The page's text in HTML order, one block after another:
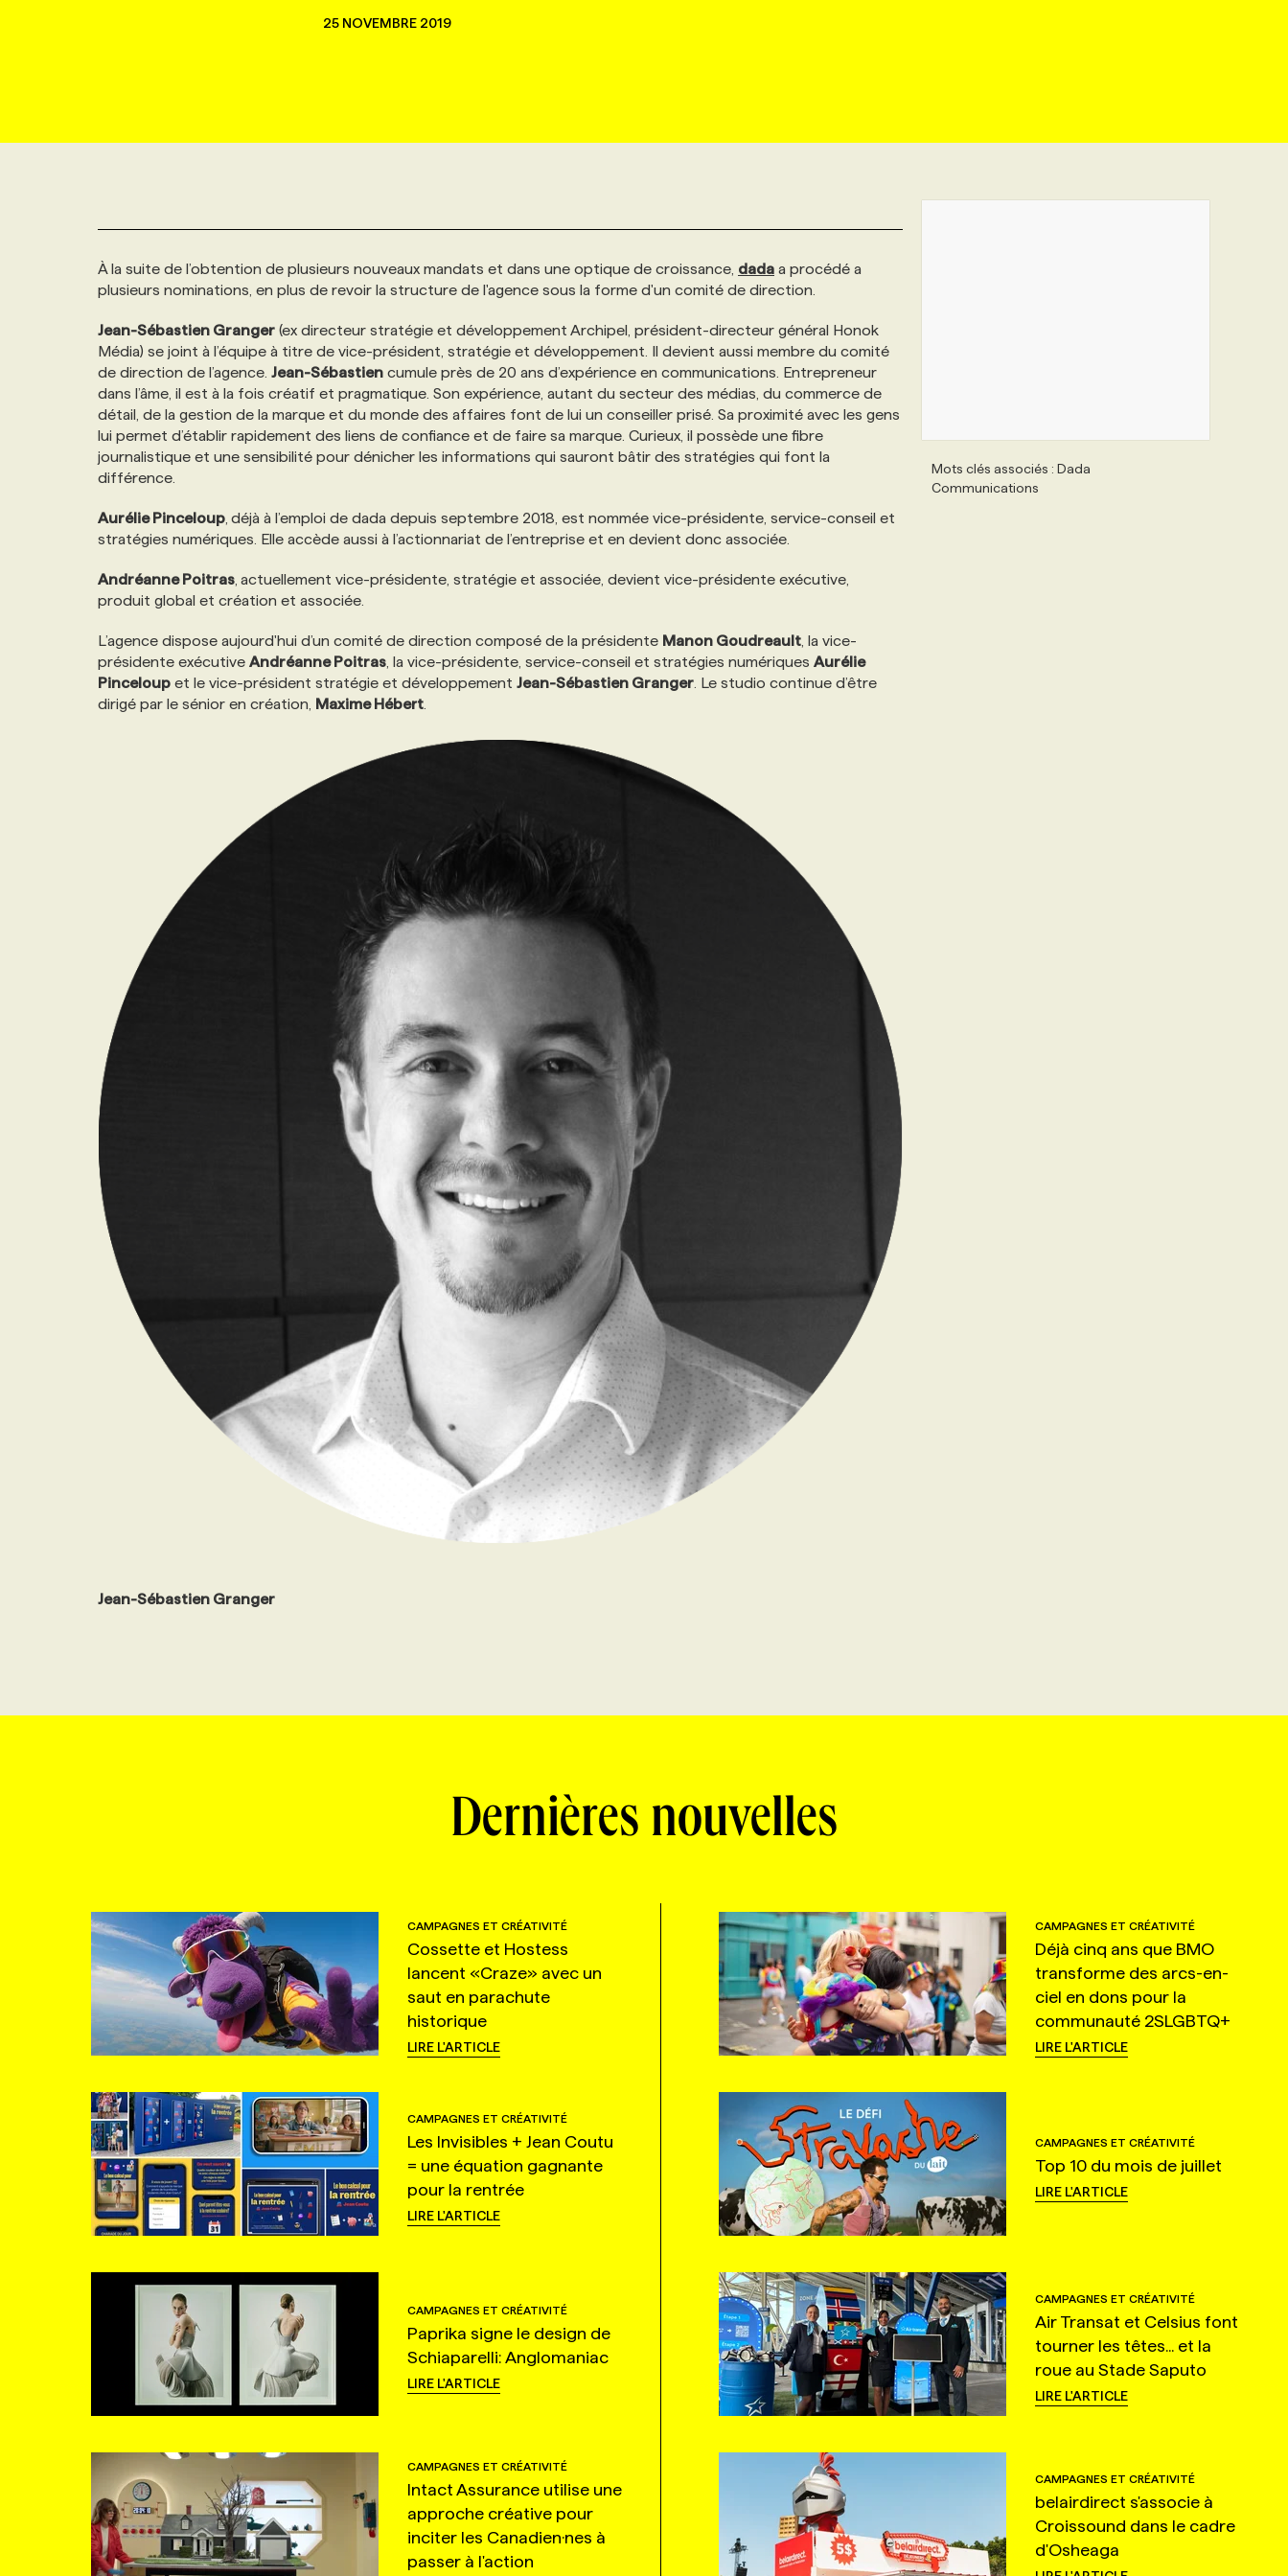
PRIX ET DISTINCTIONS
TENDANCES
GEO/SEO
ÉVÉNEMENTIEL
NOS AUTEUR‧RICES
FAQ
ANNONCEZ AVEC NOUS
FORMATIONS PERSONNALISÉES
NOS FORMATEUR‧RICES
POURQUOI CHOISIR NOS FORMATIONS
NOS TARIFS
PROGRAMMES DE SUBVENTIONS
ANNONCEZ AVEC NOUS
NOS TARIFS
NOS EXPERTISES
ANNONCEZ AVEC NOUS
25 NOVEMBRE 2019
À la suite de l’obtention de plusieurs nouveaux mandats et dans une optique de croissance, dada a procédé a
plusieurs nominations, en plus de revoir la structure de l'agence sous la forme d'un comité de direction.
Jean-Sébastien Granger (ex directeur stratégie et développement Archipel, président-directeur général Honok
Média) se joint à l’équipe à titre de vice-président, stratégie et développement. Il devient aussi membre du comité
de direction de l’agence. Jean-Sébastien cumule près de 20 ans d’expérience en communications. Entrepreneur
dans l’âme, il est à la fois créatif et pragmatique. Son expérience, autant du secteur des médias, du commerce de
détail, de la gestion de la marque et du monde des affaires font de lui un conseiller prisé. Sa proximité avec les gens
lui permet d’établir rapidement des liens de confiance et de faire sa marque. Curieux, il possède une fibre
journalistique et une sensibilité pour dénicher les informations qui sauront bâtir des stratégies qui font la
différence.
Aurélie Pinceloup déjà à l’emploi de dada depuis septembre 2018, est nommée vice-présidente, service-conseil et
stratégies numériques. Elle accède aussi à l’actionnariat de l’entreprise et en devient donc associée.
Andréanne Poitras actuellement vice-présidente, stratégie et associée, devient vice-présidente exécutive,
produit global et création et associée.
L’agence dispose aujourd'hui d’un comité de direction composé de la présidente Manon Goudreault , la vice-
présidente exécutive Andréanne Poitras , la vice-présidente, service-conseil et stratégies numériques Aurélie
Pinceloup et le vice-président stratégie et développement Jean-Sébastien Granger . Le studio continue d’être
dirigé par le sénior en création, Maxime Hébert
Jean-Sébastien Granger
Mots clés associés : Dada
Communications
Dernières nouvelles
CAMPAGNES ET CRÉATIVITÉ
Cossette et Hostess
lancent «Craze» avec un
saut en parachute
historique
LIRE L'ARTICLE
CAMPAGNES ET CRÉATIVITÉ
Déjà cinq ans que BMO
transforme des arcs-en-
ciel en dons pour la
communauté 2SLGBTQ+
LIRE L'ARTICLE
CAMPAGNES ET CRÉATIVITÉ
Les Invisibles + Jean Coutu
= une équation gagnante
pour la rentrée
LIRE L'ARTICLE
CAMPAGNES ET CRÉATIVITÉ
Top 10 du mois de juillet
LIRE L'ARTICLE
CAMPAGNES ET CRÉATIVITÉ
Paprika signe le design de
Schiaparelli: Anglomaniac
LIRE L'ARTICLE
CAMPAGNES ET CRÉATIVITÉ
Air Transat et Celsius font
tourner les têtes... et la
roue au Stade Saputo
LIRE L'ARTICLE
CAMPAGNES ET CRÉATIVITÉ
Intact Assurance utilise une
approche créative pour
inciter les Canadien·nes à
passer à l'action
CAMPAGNES ET CRÉATIVITÉ
belairdirect s'associe à
Croissound dans le cadre
d'Osheaga